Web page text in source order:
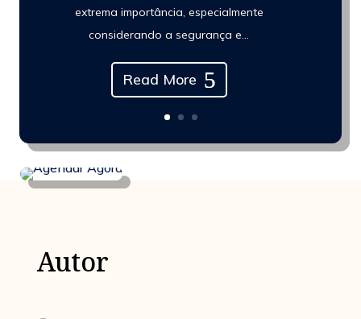
extrema importância, especialmente
considerando a segurança e...
Read More
Autor